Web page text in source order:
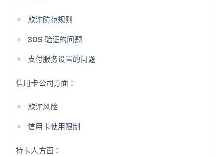
欺诈防范规则
3DS 验证的问题
支付服务设置的问题
信用卡公司方面：
欺诈风险
信用卡使用限制
持卡人方面：